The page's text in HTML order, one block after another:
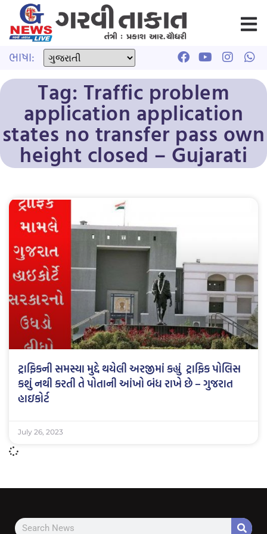
ભાષા:
Tag: Traffic problem
application application
states no transfer pass own
height closed – Gujarati
ટ્રાફિકની સમસ્યા મુદ્દે થયેલી અરજીમાં કહ્યું ટ્રાફિક પોલિસ
કશું નથી કરતી તે પોતાની આંખો બંધ રાખે છે – ગુજરાત
હાઇકોર્ટ
July 26, 2023